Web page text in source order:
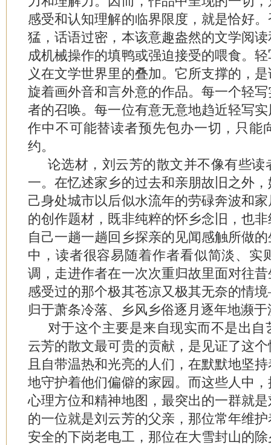
感受和认知理解的临界限度，就是恰好
猛，话语过密，本该意趣盎然的文学阅
成机械操作的填鸭或强迫接受的喂食。
义在文学世界里的叠加。它所支撑的，
旋着画外音和言外意的作品。每一个轻
者的召唤。每一位有意无意地趋近轻写
作中不可能替读者预先包办一切，只能
约。
论选材，刘云芳的散文并不像有些
一。在忆述家乡的过去和亲朋故旧之外
己身处城市以后似水流年的劳碌奔波和
的创作题材，既非纯粹的怀乡念旧，也
自己一趟一趟回乡探亲的见闻感触所做
中，读者很容易随着作者看似简淡、实
调，走进作者在一次次重归故里面对往
感受过的那个极其苍凉又极其无奈的情
归于萧条冷落、乡风乡俗逐月逐年地濒
对于这个主要是来自现实而不是出
云芳的散文最可贵的贡献，是见证了这
且自带温热和光亮的人们，在默默地坚
地守护着他们偏僻的家园。而这些人中
心理方位和精神地图，最突出的一群就
的一位就是刘云芳的父亲，那位常年维
安全的下岗老电工，那位在大雪封山的